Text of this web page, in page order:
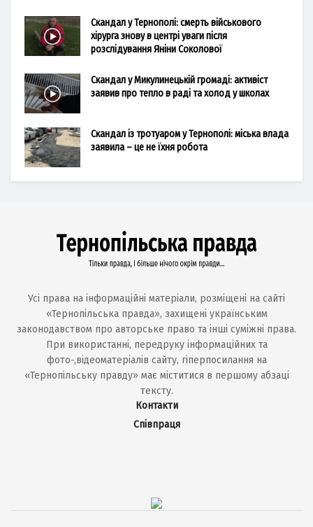
Скандал у Тернополі: смерть військового
хірурга знову в центрі уваги після
розслідування Яніни Соколової
Скандал у Микулинецькій громаді: активіст
заявив про тепло в раді та холод у школах
Скандал із тротуаром у Тернополі: міська влада
заявила – це не їхня робота
Усі права на інформаційні матеріали, розміщені на сайті
«Тернопільська правда», захищені українським
законодавством про авторське право та інші суміжні права.
При використанні, передруку інформаційних та
фото-,відеоматеріалів сайту, гіперпосилання на
«Тернопільську правду» має міститися в першому абзаці
тексту.
Контакти
Співпраця